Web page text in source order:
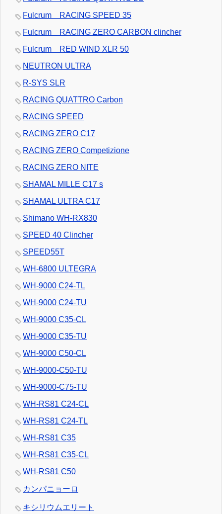
Fulcrum RACING SPEED 35
Fulcrum RACING ZERO CARBON clincher
Fulcrum RED WIND XLR 50
NEUTRON ULTRA
R-SYS SLR
RACING QUATTRO Carbon
RACING SPEED
RACING ZERO C17
RACING ZERO Competizione
RACING ZERO NITE
SHAMAL MILLE C17 s
SHAMAL ULTRA C17
Shimano WH-RX830
SPEED 40 Clincher
SPEED55T
WH-6800 ULTEGRA
WH-9000 C24-TL
WH-9000 C24-TU
WH-9000 C35-CL
WH-9000 C35-TU
WH-9000 C50-CL
WH-9000-C50-TU
WH-9000-C75-TU
WH-RS81 C24-CL
WH-RS81 C24-TL
WH-RS81 C35
WH-RS81 C35-CL
WH-RS81 C50
カンパニョーロ
キシリウムエリート